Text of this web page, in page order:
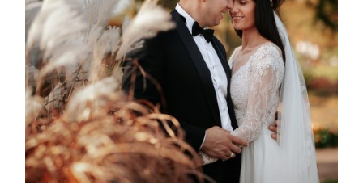
Blog
Strefa klienta
Kontakt